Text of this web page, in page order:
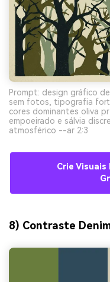
Prompt: design gráfico
sem fotos, tipografia
cores dominantes oliva
empoeirado e sálvia
atmosférico --ar 2:3
Crie Visuais
8) Contraste